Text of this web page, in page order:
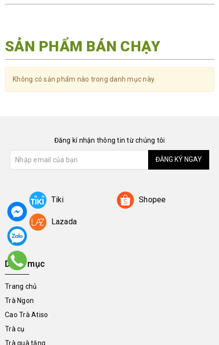
SẢN PHẨM BÁN CHẠY
Không có sản phẩm nào trong danh mục này.
Đăng kí nhận thông tin từ chúng tôi
ĐĂNG KÝ NGAY
Tiki Shopee
Lazada
Danh mục
Trang chủ
Trà Ngon
Cao Trà Atiso
Trà cụ
Trà quà tặng